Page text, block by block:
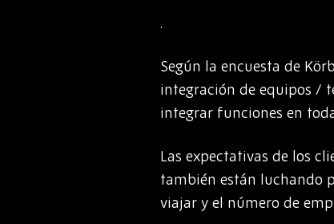
.
Según la encuesta de
integración de equipos /
integrar funciones en
Las expectativas de los
también están luchando
viajar y el número de